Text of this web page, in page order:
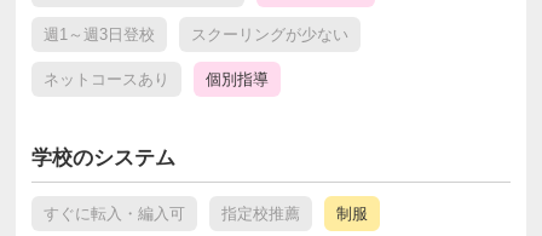
週1～週3日登校 スクーリングが少ない
ネットコースあり 個別指導
学校のシステム
すぐに転入・編入可 指定校推薦 制服